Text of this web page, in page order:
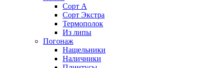
Сорт А
Сорт Экстра
Термополок
Из липы
Погонаж
Нащельники
Наличники